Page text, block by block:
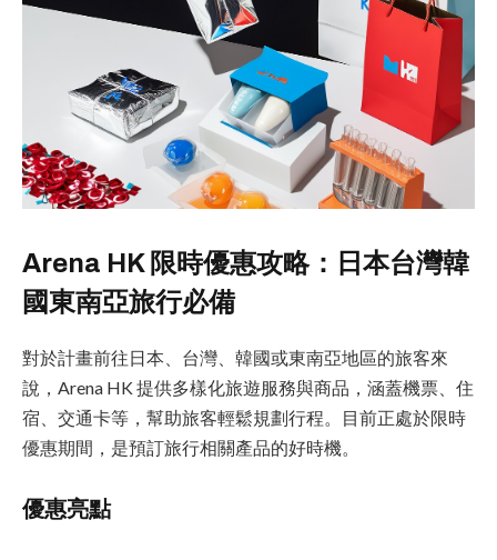
Arena HK 限時優惠攻略：日本台灣韓
國東南亞旅行必備
對於計畫前往日本、台灣、韓國或東南亞地區的旅客來
說，Arena HK 提供多樣化旅遊服務與商品，涵蓋機票、住
宿、交通卡等，幫助旅客輕鬆規劃行程。目前正處於限時
優惠期間，是預訂旅行相關產品的好時機。
優惠亮點